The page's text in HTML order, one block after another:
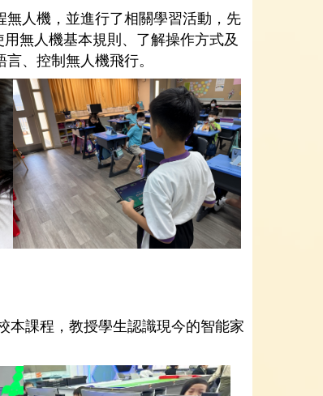
人機，並進行了相關學習活動，先
無人機基本規則、了解操作方式及
、控制無人機飛行。
本課程，教授學生認識現今的智能家